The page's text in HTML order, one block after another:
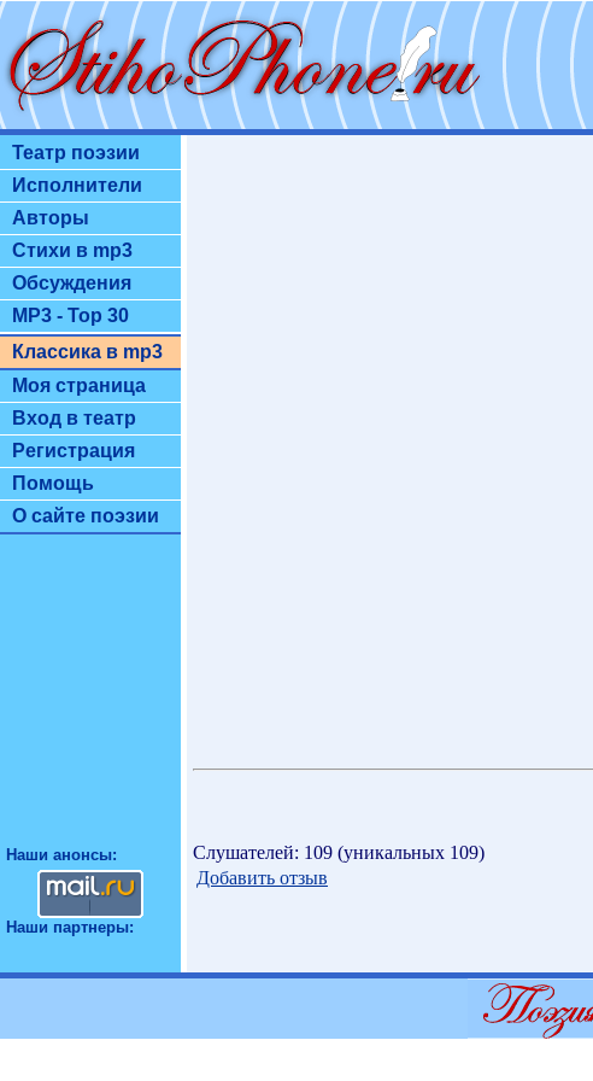
Театр поэзии
Исполнители
Авторы
Стихи в mp3
Обсуждения
MP3 - Top 30
Классика в mp3
Моя страница
Вход в театр
Регистрация
Помощь
О сайте поэзии
Наши анонсы:
Наши партнеры:
Слушателей: 109 (уникальных 109)
Добавить отзыв